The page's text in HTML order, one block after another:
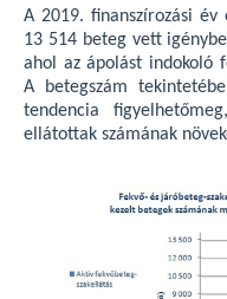
A 2019. finanszírozási év
13 514 beteg vett
ahol az ápolást indokoló
A betegszám
tendencia
ellátottak számának